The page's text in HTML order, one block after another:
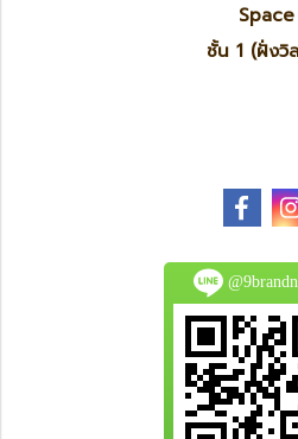
Space
ชั้น 1 (ฝั่งวิ